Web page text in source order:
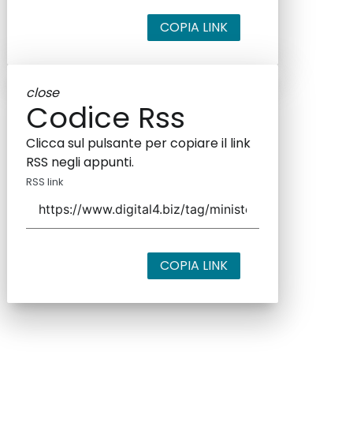
COPIA LINK
close
Codice Rss
Clicca sul pulsante per copiare il link
RSS negli appunti.
RSS link
COPIA LINK